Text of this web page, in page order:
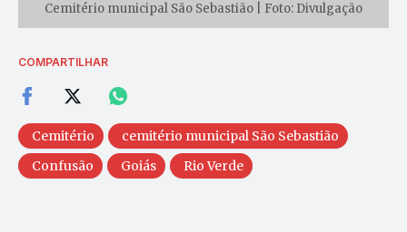
Cemitério municipal São Sebastião | Foto: Divulgação
COMPARTILHAR
Cemitério
cemitério municipal São Sebastião
Confusão
Goiás Rio Verde